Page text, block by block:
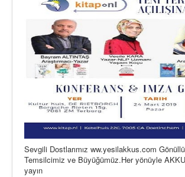
Sevgili Dostlarımız ww.yesilakkus.com
Temsilcimiz ve Büyüğümüz.Her yönüyle
yayın